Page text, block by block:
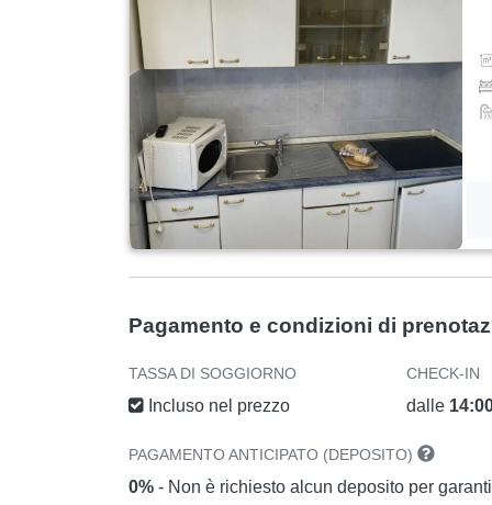
Pagamento e condizioni di
TASSA DI SOGGIORNO
Incluso nel prezzo
CHECK-IN
dalle
PAGAMENTO ANTICIPATO (DEPOSITO)
0% - Non è richiesto alcun deposito per